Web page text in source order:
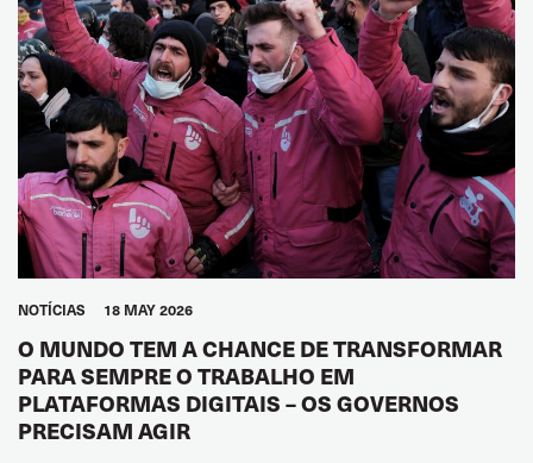
NOTÍCIAS 18 MAY 2026
O MUNDO TEM A CHANCE DE TRANSFORMAR
PARA SEMPRE O TRABALHO EM
PLATAFORMAS DIGITAIS – OS GOVERNOS
PRECISAM AGIR